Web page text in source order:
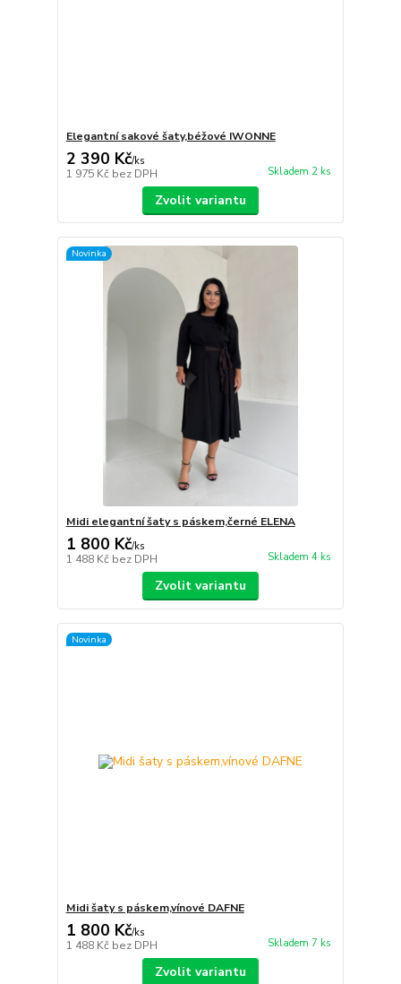
Elegantní sakové šaty,béžové IWONNE
2 390 Kč/ks
1 975 Kč bez DPH Skladem 2 ks
Zvolit variantu
Novinka
Midi elegantní šaty s páskem,černé ELENA
1 800 Kč/ks
1 488 Kč bez DPH Skladem 4 ks
Zvolit variantu
Novinka
Midi šaty s páskem,vínové DAFNE
1 800 Kč/ks
1 488 Kč bez DPH Skladem 7 ks
Zvolit variantu